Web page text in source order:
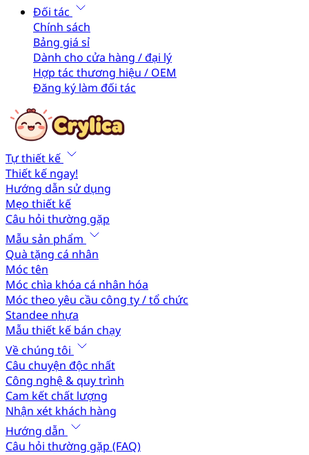
Đối tác
Chính sách
Bảng giá sỉ
Dành cho cửa hàng / đại lý
Hợp tác thương hiệu / OEM
Đăng ký làm đối tác
Tự thiết kế
Thiết kế ngay!
Hướng dẫn sử dụng
Mẹo thiết kế
Câu hỏi thường gặp
Mẫu sản phẩm
Quà tặng cá nhân
Móc tên
Móc chìa khóa cá nhân hóa
Móc theo yêu cầu công ty / tổ chức
Standee nhựa
Mẫu thiết kế bán chạy
Về chúng tôi
Câu chuyện độc nhất
Công nghệ & quy trình
Cam kết chất lượng
Nhận xét khách hàng
Hướng dẫn
Câu hỏi thường gặp (FAQ)